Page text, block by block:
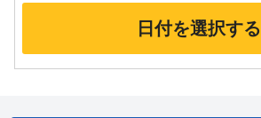
日付を選択する